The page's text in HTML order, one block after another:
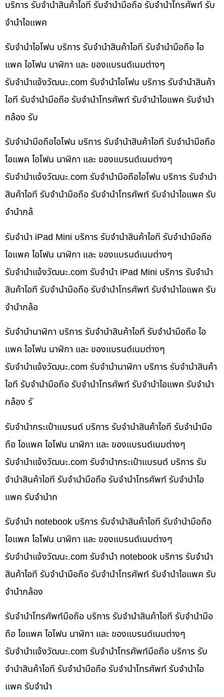
บริการ รับจำนำสินค้าไอที รับจำนำมือถือ รับจำนำโทรศัพท์ รับ
จำนำไอแพค
รับจำนำไอโฟน บริการ รับจำนำสินค้าไอที รับจำนำมือถือ ไอ
แพค ไอโฟน นาฬิกา และ ของแบรนด์เนมต่างๆ
รับจํานําแจ้งวัฒนะ.com รับจำนำไอโฟน บริการ รับจำนำสินค้า
ไอที รับจำนำมือถือ รับจำนำโทรศัพท์ รับจำนำไอแพค รับจำนำ
กล้อง รับ
รับจำนำมือถือไอโฟน บริการ รับจำนำสินค้าไอที รับจำนำมือถือ
ไอแพค ไอโฟน นาฬิกา และ ของแบรนด์เนมต่างๆ
รับจํานําแจ้งวัฒนะ.com รับจำนำมือถือไอโฟน บริการ รับจำนำ
สินค้าไอที รับจำนำมือถือ รับจำนำโทรศัพท์ รับจำนำไอแพค รับ
จำนำกล้
รับจำนำ iPad Mini บริการ รับจำนำสินค้าไอที รับจำนำมือถือ
ไอแพค ไอโฟน นาฬิกา และ ของแบรนด์เนมต่างๆ
รับจํานําแจ้งวัฒนะ.com รับจำนำ iPad Mini บริการ รับจำนำ
สินค้าไอที รับจำนำมือถือ รับจำนำโทรศัพท์ รับจำนำไอแพค รับ
จำนำกล้อ
รับจำนำนาฬิกา บริการ รับจำนำสินค้าไอที รับจำนำมือถือ ไอ
แพค ไอโฟน นาฬิกา และ ของแบรนด์เนมต่างๆ
รับจํานําแจ้งวัฒนะ.com รับจำนำนาฬิกา บริการ รับจำนำสินค้า
ไอที รับจำนำมือถือ รับจำนำโทรศัพท์ รับจำนำไอแพค รับจำนำ
กล้อง รั
รับจำนำกระเป๋าแบรนด์ บริการ รับจำนำสินค้าไอที รับจำนำมือ
ถือ ไอแพค ไอโฟน นาฬิกา และ ของแบรนด์เนมต่างๆ
รับจํานําแจ้งวัฒนะ.com รับจำนำกระเป๋าแบรนด์ บริการ รับ
จำนำสินค้าไอที รับจำนำมือถือ รับจำนำโทรศัพท์ รับจำนำไอ
แพค รับจำนำก
รับจำนำ notebook บริการ รับจำนำสินค้าไอที รับจำนำมือถือ
ไอแพค ไอโฟน นาฬิกา และ ของแบรนด์เนมต่างๆ
รับจํานําแจ้งวัฒนะ.com รับจำนำ notebook บริการ รับจำนำ
สินค้าไอที รับจำนำมือถือ รับจำนำโทรศัพท์ รับจำนำไอแพค รับ
จำนำกล้อง
รับจำนำโทรศัพท์มือถือ บริการ รับจำนำสินค้าไอที รับจำนำมือ
ถือ ไอแพค ไอโฟน นาฬิกา และ ของแบรนด์เนมต่างๆ
รับจํานําแจ้งวัฒนะ.com รับจำนำโทรศัพท์มือถือ บริการ รับ
จำนำสินค้าไอที รับจำนำมือถือ รับจำนำโทรศัพท์ รับจำนำไอ
แพค รับจำนำ